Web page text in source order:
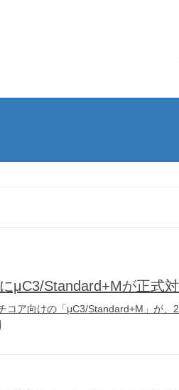
μC3/Standard+Mが正式対
コア向けの「μC3/Standard+M」が